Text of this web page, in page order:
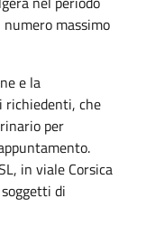
massimo
e la
richiedenti, che
per
in viale Corsica
di